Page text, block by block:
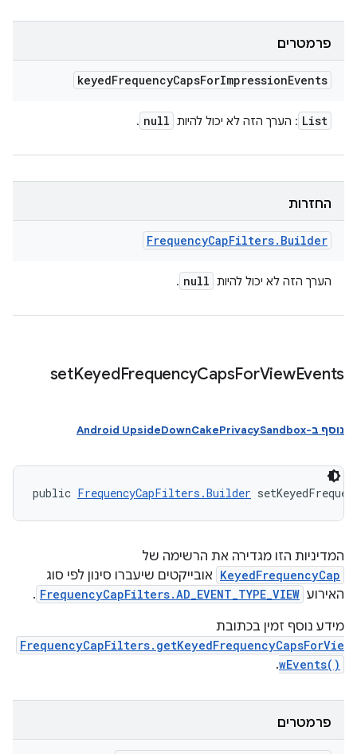
פרמטרים
keyedFrequencyCapsForImpressionEvents
List : הערך הזה לא יכול להיות null
.
החזרות
FrequencyCapFilters. Builder
הערך הזה לא יכול להיות null
.
setKeyedFrequencyCapsForViewEvents
נוסף ב-Android UpsideDownCakePrivacySandbox
public FrequencyCapFilters.Builder
המדיניות הזו מגדירה את הרשימה של
KeyedFrequencyCap אובייקטים שיעברו סינון לפי סוג
האירוע FrequencyCapFilters.AD_EVENT_TYPE_VIEW
.
מידע נוסף זמין בכתובת
FrequencyCapFilters.getKeyedFrequencyCapsForVie
wEvents()
.
פרמטרים